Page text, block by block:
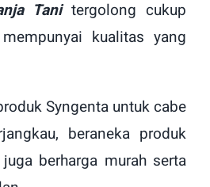
Tanitergolong cukup
kualitas yang
Syngenta untuk cabe
beraneka produk
berharga murah serta